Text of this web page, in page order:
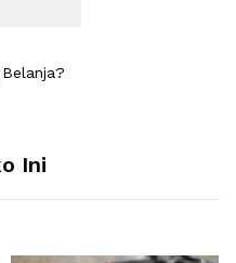
Ini